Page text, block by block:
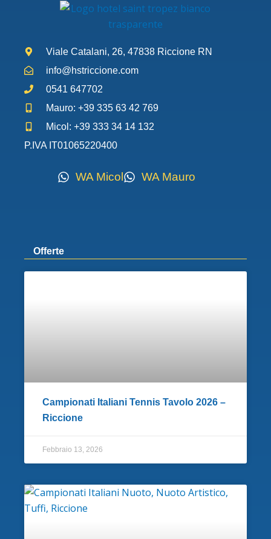
Viale Catalani, 26, 47838 Riccione RN
info@hstriccione.com
0541 647702
Mauro: +39 335 63 42 769
Micol: +39 333 34 14 132
P.IVA IT01065220400
WA Micol WA Mauro
Offerte
Campionati Italiani Tennis Tavolo 2026 –
Riccione
Febbraio 13, 2026